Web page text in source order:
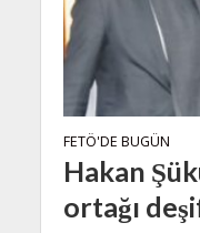
FETÖ'DE BUGÜN
Hakan
ortağı